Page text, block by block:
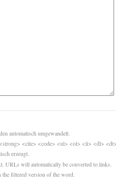
automatisch umgewandelt.
<cite> <code> <ul> <ol> <li> <dl>
erzeugt.
URLs will automatically be converted to links.
filtered version of the word.